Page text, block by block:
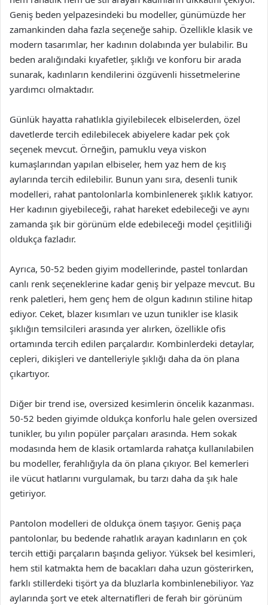
Geniş beden yelpazesindeki bu modeller, günümüzde her
zamankinden daha fazla seçeneğe sahip. Özellikle klasik ve
modern tasarımlar, her kadının dolabında yer bulabilir. Bu
beden aralığındaki kıyafetler, şıklığı ve konforu bir arada
sunarak, kadınların kendilerini özgüvenli hissetmelerine
yardımcı olmaktadır.
Günlük hayatta rahatlıkla giyilebilecek elbiselerden, özel
davetlerde tercih edilebilecek abiyelere kadar pek çok
seçenek mevcut. Örneğin, pamuklu veya viskon
kumaşlarından yapılan elbiseler, hem yaz hem de kış
aylarında tercih edilebilir. Bunun yanı sıra, desenli tunik
modelleri, rahat pantolonlarla kombinlenerek şıklık katıyor.
Her kadının giyebileceği, rahat hareket edebileceği ve aynı
zamanda şık bir görünüm elde edebileceği model çeşitliliği
oldukça fazladır.
Ayrıca, 50-52 beden giyim modellerinde, pastel tonlardan
canlı renk seçeneklerine kadar geniş bir yelpaze mevcut. Bu
renk paletleri, hem genç hem de olgun kadının stiline hitap
ediyor. Ceket, blazer kısımları ve uzun tunikler ise klasik
şıklığın temsilcileri arasında yer alırken, özellikle ofis
ortamında tercih edilen parçalardır. Kombinlerdeki detaylar,
cepleri, dikişleri ve dantelleriyle şıklığı daha da ön plana
çıkartıyor.
Diğer bir trend ise, oversized kesimlerin öncelik kazanması.
50-52 beden giyimde oldukça konforlu hale gelen oversized
tunikler, bu yılın popüler parçaları arasında. Hem sokak
modasında hem de klasik ortamlarda rahatça kullanılabilen
bu modeller, ferahlığıyla da ön plana çıkıyor. Bel kemerleri
ile vücut hatlarını vurgulamak, bu tarzı daha da şık hale
getiriyor.
Pantolon modelleri de oldukça önem taşıyor. Geniş paça
pantolonlar, bu bedende rahatlık arayan kadınların en çok
tercih ettiği parçaların başında geliyor. Yüksek bel kesimleri,
hem stil katmakta hem de bacakları daha uzun gösterirken,
farklı stillerdeki tişört ya da bluzlarla kombinlenebiliyor. Yaz
aylarında şort ve etek alternatifleri de ferah bir görünüm